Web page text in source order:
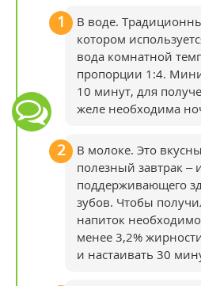
В воде.
котором
вода комнатной
пропорции 1:4.
10 минут, для
желе необходима
В молоке. Это
полезный завтрак –
поддерживающего
зубов. Чтобы
напиток
менее 3,2%
и настаивать 30